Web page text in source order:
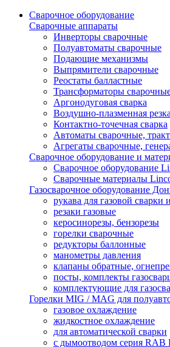
Сварочное оборудование
Сварочные аппараты
Инверторы сварочные
Полуавтоматы сварочные
Подающие механизмы
Выпрямители сварочные
Реостаты балластные
Трансформаторы
Аргонодуговая сварка
Воздушно-плазменная резка
Контактно-точечная сварка
Автоматы сварочные,
Агрегаты сварочные,
Сварочное оборудование и
Сварочное оборудование
Сварочные материалы
Газосварочное оборудование
рукава для газовой сварки
резаки газовые
керосинорезы, бензорезы
горелки сварочные
редукторы баллонные
манометры давления
клапаны обратные,
посты, комплекты
комплектующие для
Горелки MIG / MAG для
газовое охлаждение
жидкостное охлаждение
для автоматической сварки
с дымоотводом серия RAB